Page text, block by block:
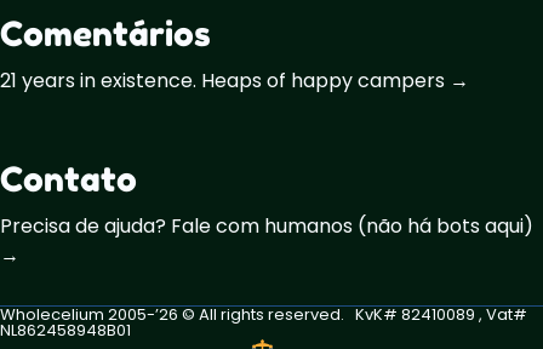
Comentários
21 years in existence. Heaps of happy campers →
Contato
Precisa de ajuda? Fale com humanos (não há bots aqui)
→
Wholecelium 2005-’26 ©️ All rights reserved. KvK# 82410089 , Vat#
NL862458948B01